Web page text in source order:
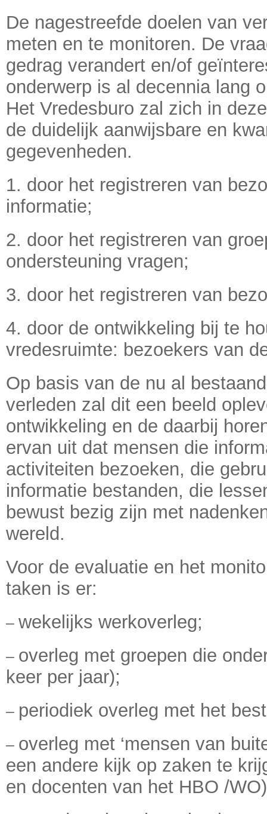
De nagestreefde doelen van
meten en te monitoren. De
gedrag verandert en/of
onderwerp is al decennia lang
Het Vredesburo zal zich in
de duidelijk aanwijsbare en
gegevenheden.
1. door het registreren van
informatie;
2. door het registreren van
ondersteuning vragen;
3. door het registreren van
4. door de ontwikkeling bij te
vredesruimte: bezoekers van
Op basis van de nu al
verleden zal dit een beeld
ontwikkeling en de daarbij
ervan uit dat mensen die
activiteiten bezoeken, die
informatie bestanden, die
bewust bezig zijn met
wereld.
Voor de evaluatie en het
taken is er:
– wekelijks werkoverleg;
– overleg met groepen die
keer per jaar);
– periodiek overleg met het
– overleg met ‘mensen van
een andere kijk op zaken te
en docenten van het HBO /